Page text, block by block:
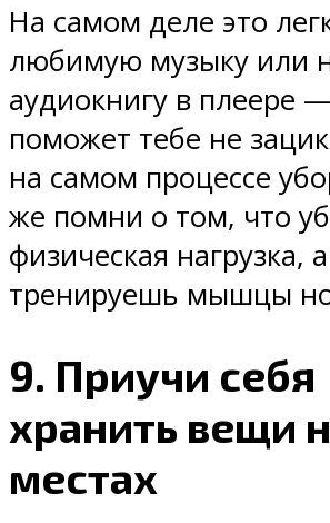
На самом деле это
любимую музыку или
аудиокнигу в плеере
поможет тебе не
на самом процессе
же помни о том, что
физическая нагрузка,
тренируешь мышцы
9. Приучи себя
хранить вещи
местах